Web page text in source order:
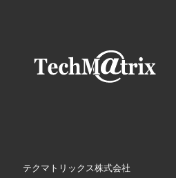
テクマトリックス株式会社